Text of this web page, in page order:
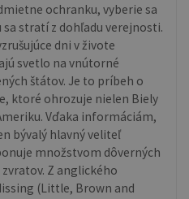
ochranku, vyberie sa
stratí z dohľadu verejnosti.
dni v živote
svetlo na vnútorné
štátov. Je to príbeh o
ktoré ohrozuje nielen Biely
Vďaka informáciám,
bývalý hlavný veliteľ
množstvom dôverných
Z anglického
(Little, Brown and